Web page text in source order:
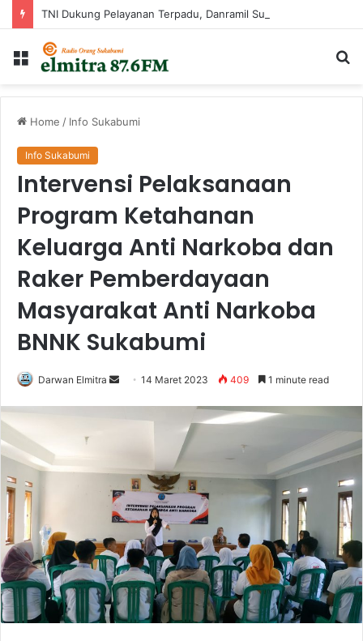
Menu
Home / Info Sukabumi
Info Sukabumi
Intervensi Pelaksanaan
Program Ketahanan
Keluarga Anti Narkoba dan
Raker Pemberdayaan
Masyarakat Anti Narkoba
BNNK Sukabumi
Darwan Elmitra
Send14 Maret 2023 409 1 minute read